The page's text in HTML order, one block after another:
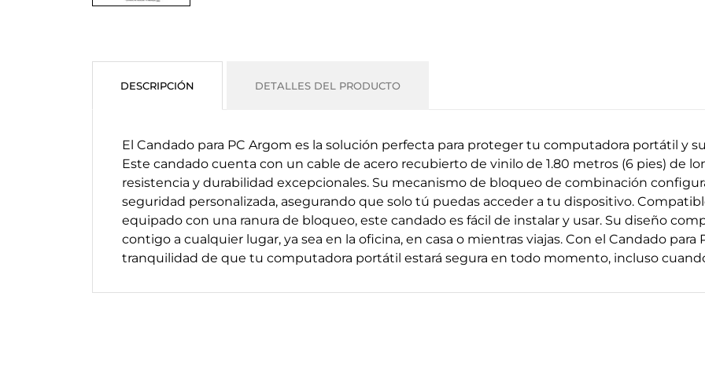
DESCRIPCIÓN DETALLES DEL PRODUCTO
El Candado para PC Argom es la solución perfecta para proteger tu computadora portátil y
Este candado cuenta con un cable de acero recubierto de vinilo de 1.80 metros (6 pies) de
resistencia y durabilidad excepcionales. Su mecanismo de bloqueo de combinación
seguridad personalizada, asegurando que solo tú puedas acceder a tu dispositivo.
equipado con una ranura de bloqueo, este candado es fácil de instalar y usar. Su diseño
contigo a cualquier lugar, ya sea en la oficina, en casa o mientras viajas. Con el Candado para
tranquilidad de que tu computadora portátil estará segura en todo momento, incluso